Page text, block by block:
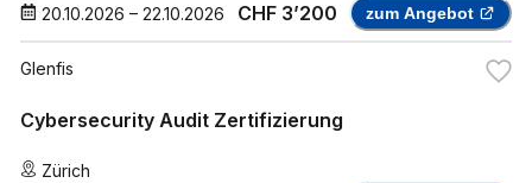
20.10.2026 – 22.10.2026 CHF 3’200 zum Angebot
Glenfis
Cybersecurity Audit Zertifizierung
Zürich